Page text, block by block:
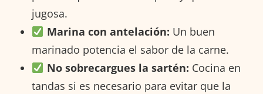
jugosa.
Marina con antelación: Un buen
marinado potencia el sabor de la carne.
No sobrecargues la sartén: Cocina en
tandas si es necesario para evitar que la